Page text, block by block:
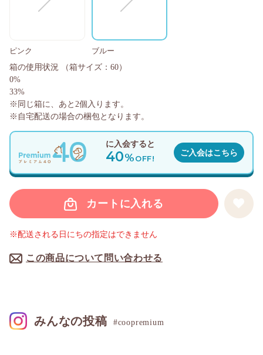
ピンク ブルー
カートに入れる
この商品について問い合わせる
※配送される日にちの指定はできません
に入会すると
40%OFF!
ご入会はこちら
箱の使用状況
（箱サイズ：60）
0%
33%
※同じ箱に、あと 2個入ります。
※自宅配送の場合の梱包となります。
みんなの投稿 #coopremium